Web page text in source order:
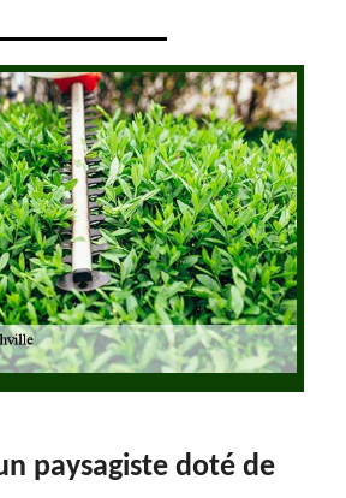
paysagiste doté de